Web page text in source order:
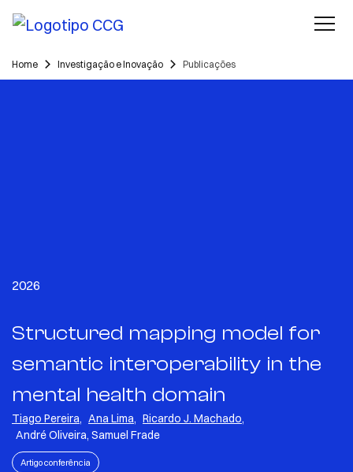
Home Investigação e Inovação Publicações
2026
Structured mapping model for
semantic interoperability in the
mental health domain
Tiago Pereira, Ana Lima, Ricardo J. Machado,
André Oliveira, Samuel Frade
Artigo conferência